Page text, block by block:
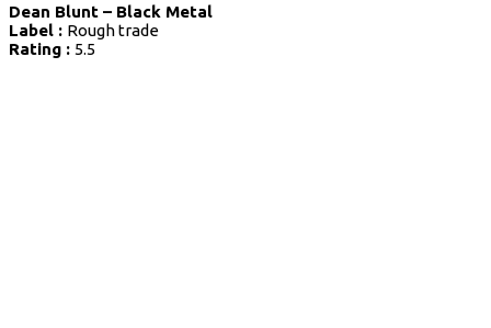
Dean Blunt – Black Metal
Label : Rough trade
Rating : 5.5